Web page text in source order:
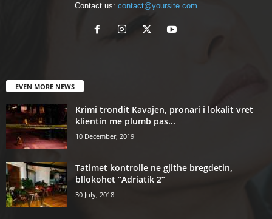
Contact us: contact@yoursite.com
EVEN MORE NEWS
Krimi trondit Kavajen, pronari i lokalit vret
klientin me plumb pas...
10 December, 2019
Tatimet kontrolle ne gjithe bregdetin,
bllokohet “Adriatik 2”
30 July, 2018